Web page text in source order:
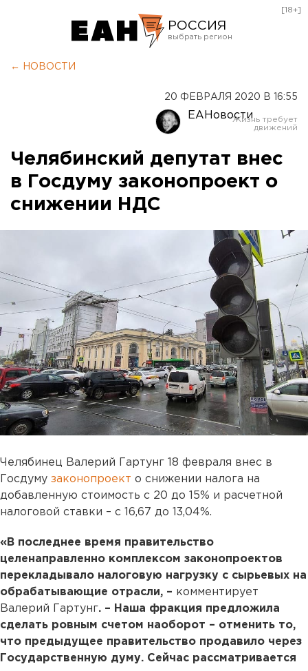
РОССИЯ
Оренбург
[18+]
← НОВОСТИ
20 ФЕВРАЛЯ 2020 В 16:55
ЕАНовости
Челябинский депутат внес
в Госдуму законопроект о
снижении НДС
Челябинец Валерий Гартунг 18 февраля внес в
Госдуму законопроект о снижении налога на
добавленную стоимость с 20 до 15% и расчетной
налоговой ставки – с 16,67 до 13,04%.
«В последнее время правительство
целенаправленно комплексом законопроектов
перекладывало налоговую нагрузку с сырьевых на
обрабатывающие отрасли, – комментирует
Валерий Гартунг. – Наша фракция предложила
сделать ровным счетом наоборот – отменить то,
что предыдущее правительство продавило через
Государственную думу. Сейчас рассматривается